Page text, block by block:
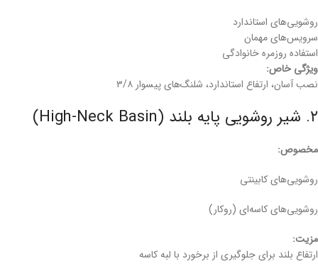
روشویی‌های استاندارد
سرویس‌های مهمان
استفاده روزمره خانوادگی
ویژگی خاص:
نصب آسان، ارتفاع استاندارد، شلنگ‌های پیسوار ۳/۸
۲. شیر روشویی پایه بلند (High-Neck Basin)
مخصوص:
روشویی‌های کابینتی
روشویی‌های کاسه‌ای (روکار)
مزیت:
ارتفاع بلند برای جلوگیری از برخورد با لبه کاسه